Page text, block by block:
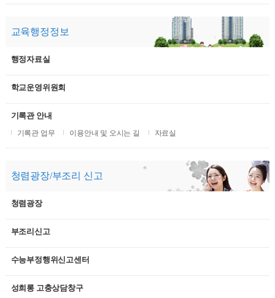
교육행정정보
행정자료실
학교운영위원회
기록관 안내
기록관 업무 이용안내 및 오시는 길 자료실
청렴광장/부조리 신고
청렴광장
부조리신고
수능부정행위신고센터
성희롱 고충상담창구